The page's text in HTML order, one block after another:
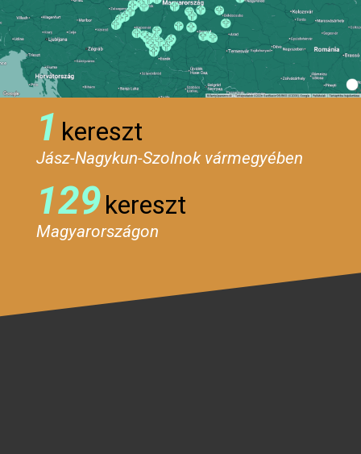
1 kereszt
Jász-Nagykun-Szolnok vármegyében
129kereszt
Magyarországon